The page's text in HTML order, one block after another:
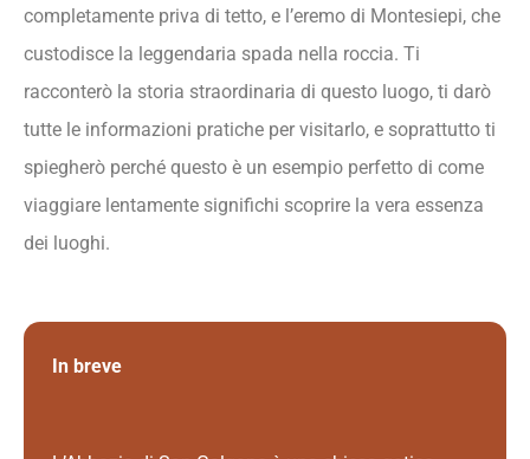
completamente priva di tetto, e l’eremo di Montesiepi, che
custodisce la leggendaria spada nella roccia. Ti
racconterò la storia straordinaria di questo luogo, ti darò
tutte le informazioni pratiche per visitarlo, e soprattutto ti
spiegherò perché questo è un esempio perfetto di come
viaggiare lentamente significhi scoprire la vera essenza
dei luoghi.
In breve